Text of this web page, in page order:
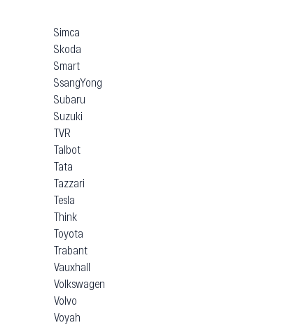
Simca
Skoda
Smart
SsangYong
Subaru
Suzuki
TVR
Talbot
Tata
Tazzari
Tesla
Think
Toyota
Trabant
Vauxhall
Volkswagen
Volvo
Voyah